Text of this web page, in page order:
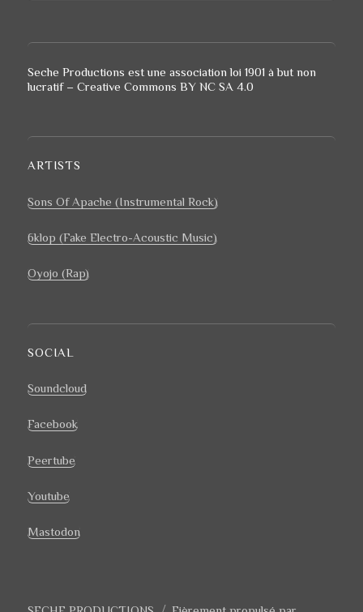
Seche Productions est une association loi 1901 à but non
lucratif – Creative Commons BY NC SA 4.0
ARTISTS
Sons Of Apache (Instrumental Rock)
6klop (Fake Electro-Acoustic Music)
Oyojo (Rap)
SOCIAL
Soundcloud
Facebook
Peertube
Youtube
Mastodon